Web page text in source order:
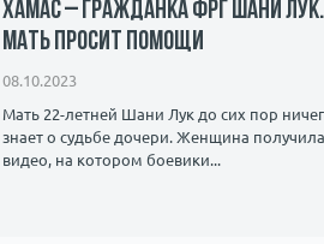
ХАМАС – гражданка ФРГ Шани Лук.
мать просит помощи
08.10.2023
Мать 22-летней Шани Лук до сих пор
знает о судьбе дочери. Женщина получила
видео, на котором боевики...